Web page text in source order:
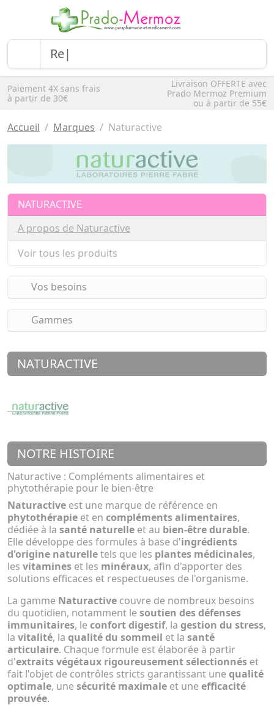
Paiement 4X sans frais
à partir de 30€
Livraison OFFERTE avec
Prado Mermoz Premium
ou à partir de 55€
Accueil Marques Naturactive
NATURACTIVE
A propos de Naturactive
Voir tous les produits
Vos besoins
Gammes
NATURACTIVE
NOTRE HISTOIRE
Naturactive : Compléments alimentaires et
phytothérapie pour le bien-être
Naturactive est une marque de référence en
phytothérapie et en compléments alimentaires,
dédiée à la santé naturelle et au bien-être durable.
Elle développe des formules à base d'ingrédients
d'origine naturelletels que les plantes médicinales,
les vitamines et les minéraux, afin d'apporter des
solutions efficaces et respectueuses de l'organisme.
La gamme Naturactive couvre de nombreux besoins
du quotidien, notamment le soutien des défenses
immunitaires, le confort digestif, la gestion du stress,
la vitalité, la qualité du sommeil et la santé
articulaire. Chaque formule est élaborée à partir
d'extraits végétaux rigoureusement sélectionnés et
fait l'objet de contrôles stricts garantissant une qualité
optimale, une sécurité maximale et une efficacité
prouvée.